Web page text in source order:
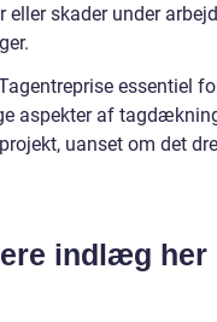
skader under
essentiel
aspekter af
uanset om det
indlæg her